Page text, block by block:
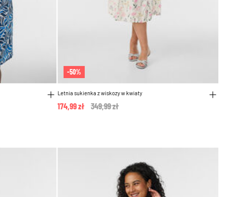
-50%
Letnia sukienka z wiskozy w kwiaty
Price reduced from
349,99 zł
174,99 zł